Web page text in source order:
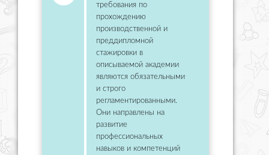
требования по
прохождению
производственной и
преддипломной
стажировки в
описываемой академии
являются обязательными
и строго
регламентированными.
Они направлены на
развитие
профессиональных
навыков и компетенций